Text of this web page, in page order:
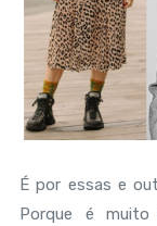
É por essas e
Porque é muito